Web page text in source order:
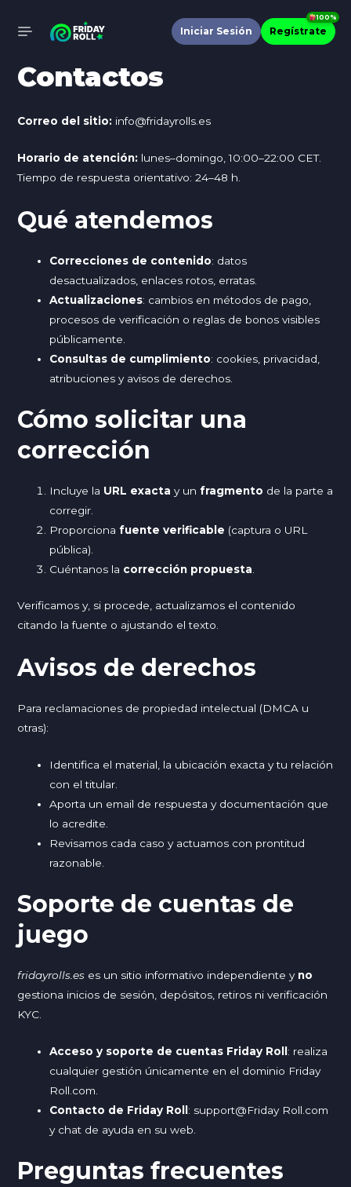
MAIN
MENU
Iniciar Sesión Regístrate
100%
Contactos
Correo del sitio: info@fridayrolls.es
Horario de atención: lunes–domingo, 10:00–22:00 CET.
Tiempo de respuesta orientativo: 24–48 h.
Qué atendemos
Correcciones de contenido: datos
desactualizados, enlaces rotos, erratas.
Actualizaciones: cambios en métodos de pago,
procesos de verificación o reglas de bonos visibles
públicamente.
Consultas de cumplimiento: cookies, privacidad,
atribuciones y avisos de derechos.
Cómo solicitar una
corrección
Incluye la URL exacta y unfragmento de la parte a
corregir.
Proporcionafuente verificable (captura o URL
pública).
Cuéntanos la corrección propuesta.
Verificamos y, si procede, actualizamos el contenido
citando la fuente o ajustando el texto.
Avisos de derechos
Para reclamaciones de propiedad intelectual (DMCA u
otras):
Identifica el material, la ubicación exacta y tu relación
con el titular.
Aporta un email de respuesta y documentación que
lo acredite.
Revisamos cada caso y actuamos con prontitud
razonable.
Soporte de cuentas de
juego
fridayrolls.es es un sitio informativo independiente y no
gestiona inicios de sesión, depósitos, retiros ni verificación
KYC.
Acceso y soporte de cuentas Friday Roll : realiza
cualquier gestión únicamente en el dominio Friday
Roll.com
Contacto de Friday Roll : support@Friday Roll.com
y chat de ayuda en su web.
Preguntas frecuentes